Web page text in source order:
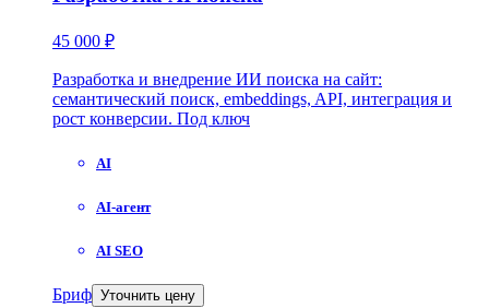
45 000 ₽
Разработка и внедрение ИИ поиска на сайт:
семантический поиск, embeddings, API, интеграция и
рост конверсии. Под ключ
AI
AI-агент
AI SEO
Бриф Уточнить цену